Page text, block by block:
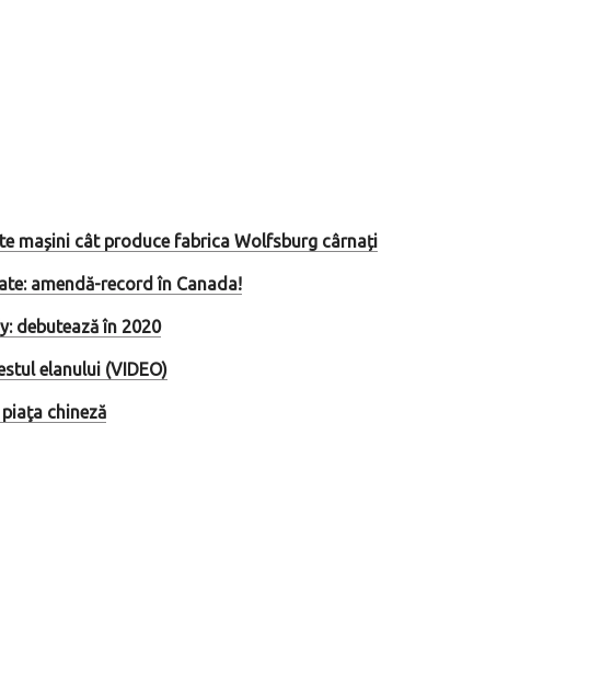
mașini cât produce fabrica Wolfsburg cârnați
amendă-record în Canada!
debutează în 2020
elanului (VIDEO)
chineză